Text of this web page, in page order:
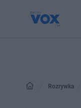
Rozrywka